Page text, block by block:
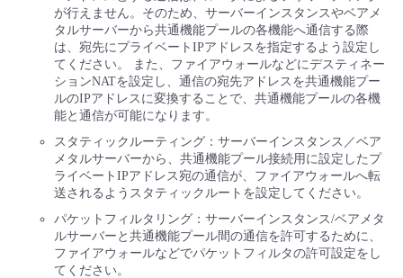
が行えません。そのため、サーバーインスタンスやベアメ
タルサーバーから共通機能プールの各機能へ通信する際
は、宛先にプライベートIPアドレスを指定するよう設定し
てください。 また、ファイアウォールなどにデスティネー
ションNATを設定し、通信の宛先アドレスを共通機能プー
ルのIPアドレスに変換することで、共通機能プールの各機
能と通信が可能になります。
スタティックルーティング：サーバーインスタンス／ベア
メタルサーバーから、共通機能プール接続用に設定したプ
ライベートIPアドレス宛の通信が、ファイアウォールへ転
送されるようスタティックルートを設定してください。
パケットフィルタリング：サーバーインスタンス/ベアメタ
ルサーバーと共通機能プール間の通信を許可するために、
ファイアウォールなどでパケットフィルタの許可設定をし
てください。